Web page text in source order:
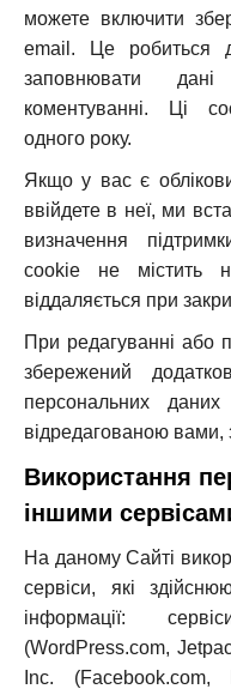
можете включити
email. Це робиться
заповнювати
коментуванні. Ці
одного року.
Якщо у вас є
ввійдете в неї, ми
визначення
cookie не містить
віддаляється при
При редагуванні або
збережений
персональних
відредагованою вами,
Використання
іншими
На даному Сайті
сервіси, які
інформації:
(WordPress.com,
Inc. (Facebook.com,